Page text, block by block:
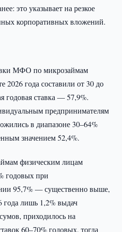
это указывает на резкое
корпоративных вложений.
МФО по микрозаймам
2026 года составили от 30 до
годовая ставка — 57,9%.
предпринимателям
в диапазоне 30–64%
значением 52,4%.
физическим лицам
годовых при
95,7% — существенно выше,
лишь 1,2% выдач
приходилось на
60–70% годовых, тогда